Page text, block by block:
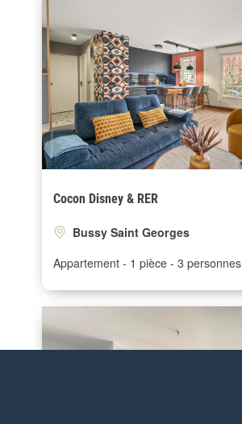
Cocon Disney & RER
Bussy Saint Georges
Appartement 1 pièce 3 personnes